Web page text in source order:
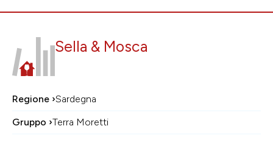
Sella & Mosca
Regione ›Sardegna
Gruppo ›Terra Moretti